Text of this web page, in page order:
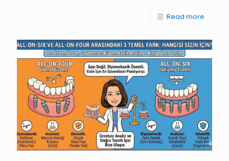
Read more